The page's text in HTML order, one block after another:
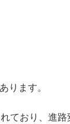
ります。
ており、進